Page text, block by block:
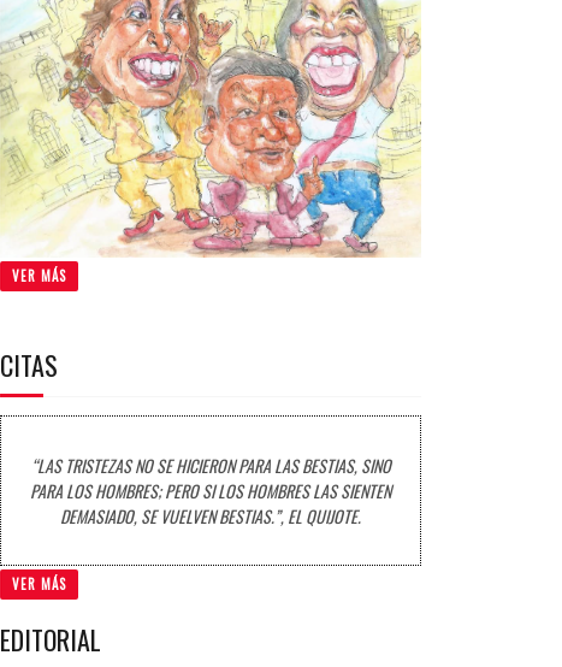
VER MÁS
CITAS
“LAS TRISTEZAS NO SE HICIERON PARA LAS BESTIAS, SINO
PARA LOS HOMBRES; PERO SI LOS HOMBRES LAS SIENTEN
DEMASIADO, SE VUELVEN BESTIAS.”, EL QUIJOTE.
VER MÁS
EDITORIAL